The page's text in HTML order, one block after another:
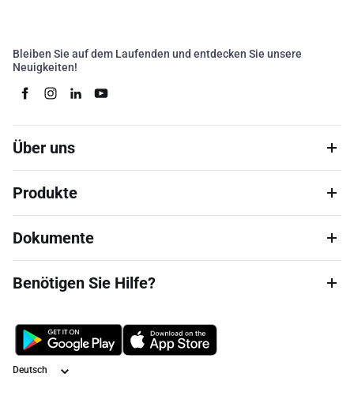
Bleiben Sie auf dem Laufenden und entdecken Sie unsere
Neuigkeiten!
Über uns
Produkte
Dokumente
Benötigen Sie Hilfe?
Sprache